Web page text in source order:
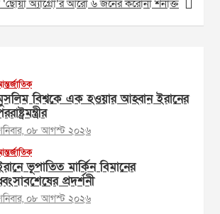
‘ছোঁয়া অ্যাগ্রো’র আরো ৬ জনের করোনা শনাক্ত
বিশ্বকে এক হওয়ার আহ্বান ইরানের
০৮ আগস্ট ২০২৬
ভূপাতিত মার্কিন বিমানের
প্রদর্শনী
০৮ আগস্ট ২০২৬